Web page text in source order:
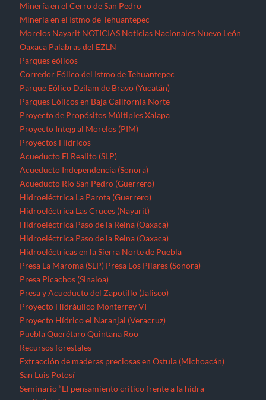
Minería en el Cerro de San Pedro
Minería en el Istmo de Tehuantepec
Morelos Nayarit NOTICIAS Noticias Nacionales Nuevo León
Oaxaca Palabras del EZLN
Parques eólicos
Corredor Eólico del Istmo de Tehuantepec
Parque Eólico Dzilam de Bravo (Yucatán)
Parques Eólicos en Baja California Norte
Proyecto de Propósitos Múltiples Xalapa
Proyecto Integral Morelos (PIM)
Proyectos Hídricos
Acueducto El Realito (SLP)
Acueducto Independencia (Sonora)
Acueducto Río San Pedro (Guerrero)
Hidroeléctrica La Parota (Guerrero)
Hidroeléctrica Las Cruces (Nayarit)
Hidroeléctrica Paso de la Reina (Oaxaca)
Hidroeléctrica Paso de la Reina (Oaxaca)
Hidroeléctricas en la Sierra Norte de Puebla
Presa La Maroma (SLP) Presa Los Pilares (Sonora)
Presa Picachos (Sinaloa)
Presa y Acueducto del Zapotillo (Jalisco)
Proyecto Hidráulico Monterrey VI
Proyecto Hídrico el Naranjal (Veracruz)
Puebla Querétaro Quintana Roo
Recursos forestales
Extracción de maderas preciosas en Ostula (Michoacán)
San Luis Potosí
Seminario “El pensamiento crítico frente a la hidra